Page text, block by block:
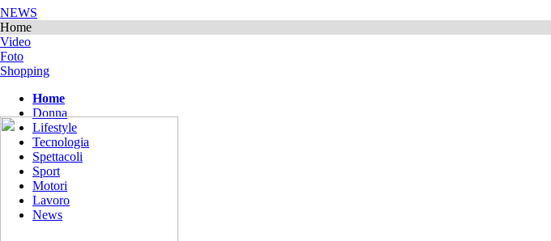
NEWS
Home
Video
Foto
Shopping
Home
Donna
Lifestyle
Tecnologia
Spettacoli
Sport
Motori
Lavoro
News